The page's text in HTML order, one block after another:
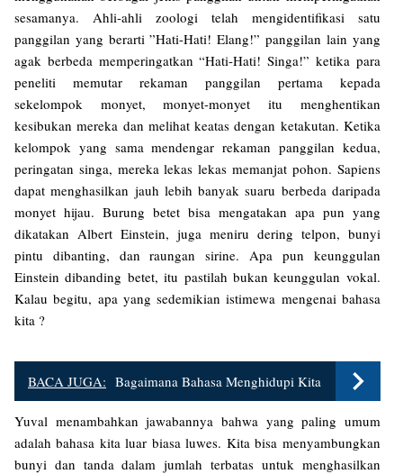
sesamanya. Ahli-ahli zoologi telah mengidentifikasi satu
panggilan yang berarti ”Hati-Hati! Elang!” panggilan lain yang
agak berbeda memperingatkan “Hati-Hati! Singa!” ketika para
peneliti memutar rekaman panggilan pertama kepada
sekelompok monyet, monyet-monyet itu menghentikan
kesibukan mereka dan melihat keatas dengan ketakutan. Ketika
kelompok yang sama mendengar rekaman panggilan kedua,
peringatan singa, mereka lekas lekas memanjat pohon. Sapiens
dapat menghasilkan jauh lebih banyak suaru berbeda daripada
monyet hijau. Burung betet bisa mengatakan apa pun yang
dikatakan Albert Einstein, juga meniru dering telpon, bunyi
pintu dibanting, dan raungan sirine. Apa pun keunggulan
Einstein dibanding betet, itu pastilah bukan keunggulan vokal.
Kalau begitu, apa yang sedemikian istimewa mengenai bahasa
kita ?
BACA JUGA: Bagaimana Bahasa Menghidupi Kita
Yuval menambahkan jawabannya bahwa yang paling umum
adalah bahasa kita luar biasa luwes. Kita bisa menyambungkan
bunyi dan tanda dalam jumlah terbatas untuk menghasilkan